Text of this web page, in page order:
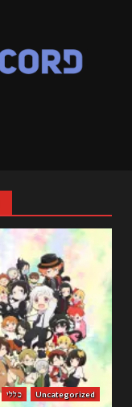
Uncategorized כללי